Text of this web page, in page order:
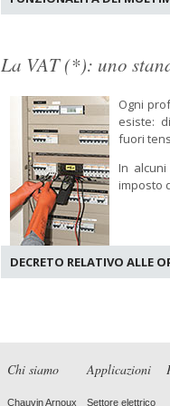
La VAT (*): uno
Ogni
esiste:
fuori
In
imposto
DECRETO RELATIVO ALLE
Chi siamo
Chauvin Arnoux
Applicazioni
Settore elettrico